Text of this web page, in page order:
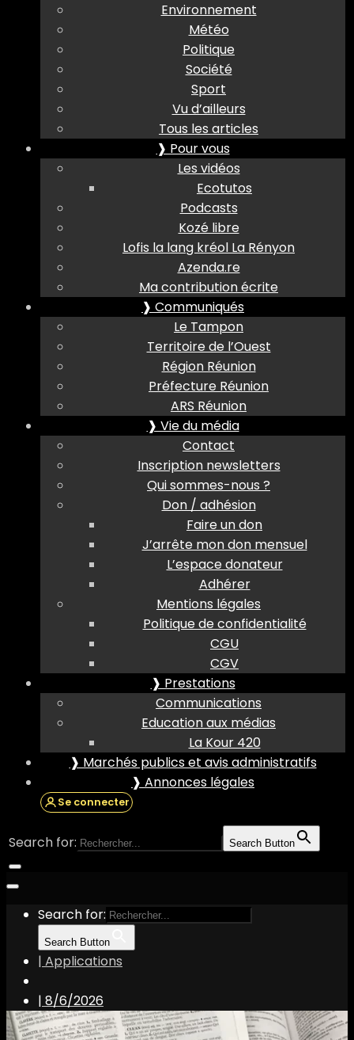
Environnement
Météo
Politique
Société
Sport
Vu d’ailleurs
Tous les articles
❱ Pour vous
Les vidéos
Ecotutos
Podcasts
Kozé libre
Lofis la lang kréol La Rényon
Azenda.re
Ma contribution écrite
❱ Communiqués
Le Tampon
Territoire de l’Ouest
Région Réunion
Préfecture Réunion
ARS Réunion
❱ Vie du média
Contact
Inscription newsletters
Qui sommes-nous ?
Don / adhésion
Faire un don
J’arrête mon don mensuel
L’espace donateur
Adhérer
Mentions légales
Politique de confidentialité
CGU
CGV
❱ Prestations
Communications
Education aux médias
La Kour 420
❱ Marchés publics et avis administratifs
❱ Annonces légales
Se connecter
Search for: Search Button
Search for:
Search Button
| Applications
| 8/6/2026